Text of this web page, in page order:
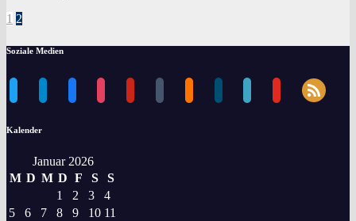
Seitennummerierung
der
1 2
Soziale Medien
youtube
rss
Kalender
Januar 2026
M D M D F S
S
1
2 3
4
5
6 7 8 9 10 11